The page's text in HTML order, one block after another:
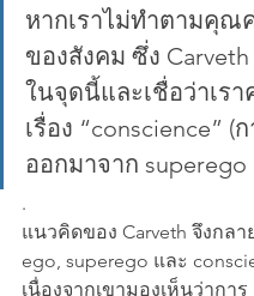
หากเราไม่ทำตามคุณ
ของสังคม ซึ่ง
ในจุดนี้และเชื่อว่าเรา
เรื่อง “conscience” (
ออกมาจาก superego
.
แนวคิดของ Carveth จึงกลา
ego, superego และ
เนื่องจากเขามองเห็นว่ากา